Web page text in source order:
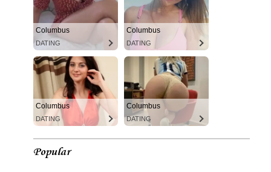
Columbus
DATING
Columbus
DATING
Columbus
DATING
Columbus
DATING
Popular